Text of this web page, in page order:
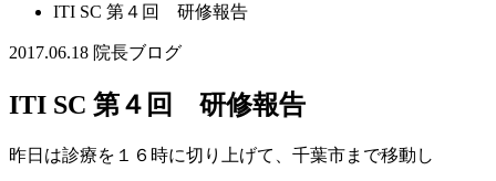
ITI SC 第４回 研修報告
2017.06.18 院長ブログ
ITI SC 第４回 研修報告
昨日は診療を１６時に切り上げて、千葉市まで移動し